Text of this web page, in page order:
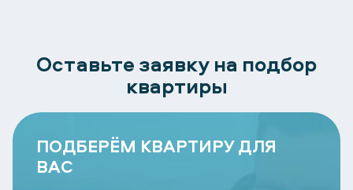
Оставьте заявку на подбор
квартиры
ПОДБЕРЁМ КВАРТИРУ ДЛЯ
ВАС